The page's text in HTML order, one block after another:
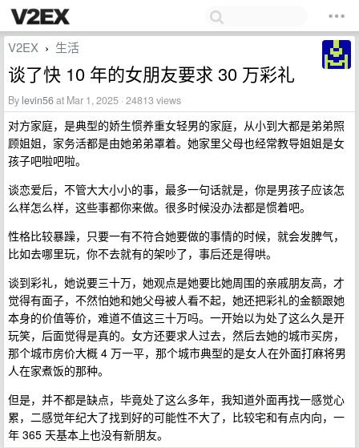
V2EX › 生活
谈了快 10 年的女朋友要求 30 万彩礼
By levin56at Mar 1, 2025 · 24813 views
对方家庭，是典型的娇生惯养重女轻男的家庭，从小到大都是弟弟照
顾姐姐，家务活都是由她弟弟罩着。她家里父母也经常教导姐姐是女
孩子吧啦吧啦。
谈恋爱后，不管大大小小的事，最多一句话就是，你是男孩子应该怎
么样怎么样，这些事都你来做。很多时候没办法都是惯着吧。
性格比较暴躁，只要一有不符合她要做的事情的时候，就会发脾气，
比如去哪里玩，你不去就有的架吵了，事后还是得哄。
谈到彩礼，她说要三十万，她观点是她要比她周围的亲戚朋友高，才
觉得有面子，不然怕她和她父母被人看不起，她还把彩礼的金额跟她
本身的价值等价，难道不值这三十万吗。一开始以为处了这么久是开
玩笑，后面觉得是真的。女方还要求人过去，然后去她的城市买房，
那个城市房价大概 4 万一平，那个城市典型的是女人在外面打麻将男
人在家煮饭的那种。
但是，并不都是缺点，毕竟处了这么多年，我知道外面再找一感觉心
累，二感觉年纪大了找到好的可能性不大了，比较宅和有点内向，一
年 365 天基本上也没有新朋友。